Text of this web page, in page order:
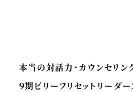
本当の対話力・カウンセリン
９期ビリーフリセットリーダ